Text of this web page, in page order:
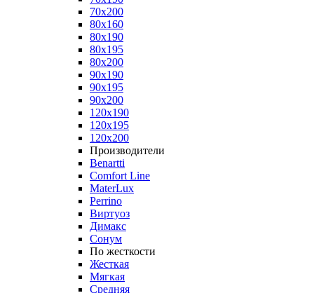
70x200
80x160
80x190
80x195
80x200
90x190
90x195
90x200
120x190
120x195
120x200
Производители
Benartti
Comfort Line
MaterLux
Perrino
Виртуоз
Димакс
Сонум
По жесткости
Жесткая
Мягкая
Средняя